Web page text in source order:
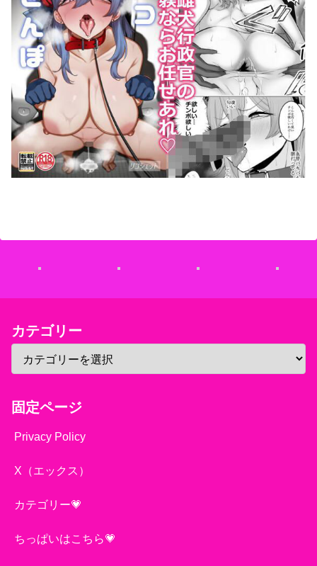
カテゴリー
固定ページ
Privacy Policy
X（エックス）
カテゴリー💗
ちっぱいはこちら💗